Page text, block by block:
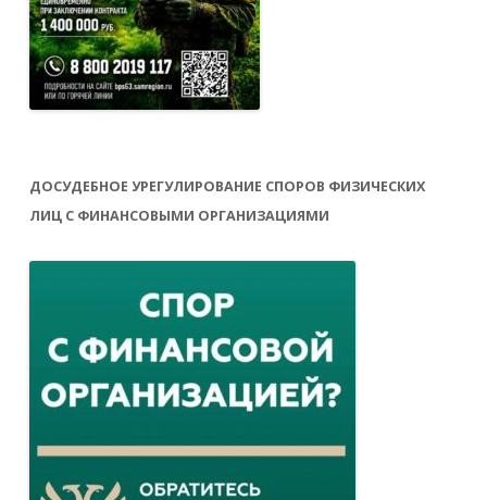
ДОСУДЕБНОЕ УРЕГУЛИРОВАНИЕ СПОРОВ ФИЗИЧЕСКИХ
ЛИЦ С ФИНАНСОВЫМИ ОРГАНИЗАЦИЯМИ